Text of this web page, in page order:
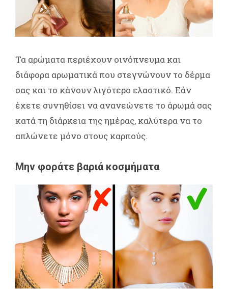
Τα αρώματα περιέχουν οινόπνευμα και
διάφορα αρωματικά που στεγνώνουν το δέρμα
σας και το κάνουν λιγότερο ελαστικό. Εάν
έχετε συνηθίσει να ανανεώνετε το άρωμά σας
κατά τη διάρκεια της ημέρας, καλύτερα να το
απλώνετε μόνο στους καρπούς.
Μην φοράτε βαριά κοσμήματα